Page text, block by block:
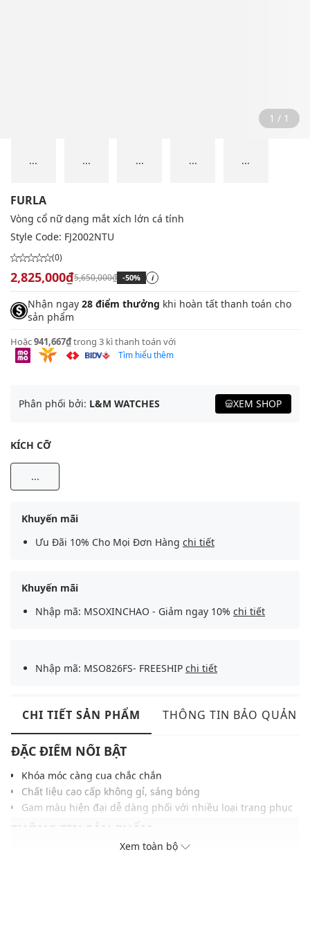
1 / 1
... ... ... ... ...
FURLA
Vòng cổ nữ dạng mắt xích lớn cá tính
Style Code: FJ2002NTU
(0)
2,825,000₫5,650,000₫ -50% i
Nhận ngay 28 điểm thưởng khi hoàn tất thanh toán cho
sản phẩm
Hoặc941,667₫trong 3 kì thanh toán với
Tìm hiểu thêm
Phân phối bởi: L&M WATCHES XEM SHOP
KÍCH CỠ
...
Khuyến mãi
Ưu Đãi 10% Cho Mọi Đơn Hàng chi tiết
Khuyến mãi
Nhập mã: MSOXINCHAO - Giảm ngay 10% chi tiết
Nhập mã: MSO826FS- FREESHIP chi tiết
CHI TIẾT SẢN PHẨM THÔNG TIN BẢO QUẢN
ĐẶC ĐIỂM NỔI BẬT
Khóa móc càng cua chắc chắn
Chất liệu cao cấp không gỉ, sáng bóng
Gam màu hiện đại dễ dàng phối với nhiều loại trang phục
Xem toàn bộ